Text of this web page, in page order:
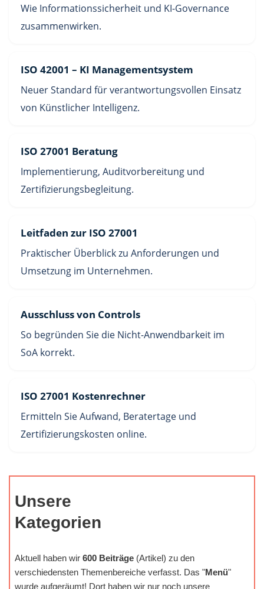
Wie Informationssicherheit und KI-Governance
zusammenwirken.
ISO 42001 – KI Managementsystem
Neuer Standard für verantwortungsvollen Einsatz
von Künstlicher Intelligenz.
ISO 27001 Beratung
Implementierung, Auditvorbereitung und
Zertifizierungsbegleitung.
Leitfaden zur ISO 27001
Praktischer Überblick zu Anforderungen und
Umsetzung im Unternehmen.
Ausschluss von Controls
So begründen Sie die Nicht-Anwendbarkeit im
SoA korrekt.
ISO 27001 Kostenrechner
Ermitteln Sie Aufwand, Beratertage und
Zertifizierungskosten online.
Unsere
Kategorien
Aktuell haben wir 600 Beiträge (Artikel) zu den
verschiedensten Themenbereiche verfasst. Das "Menü"
wurde aufgeräumt! Dort haben wir nur noch unsere